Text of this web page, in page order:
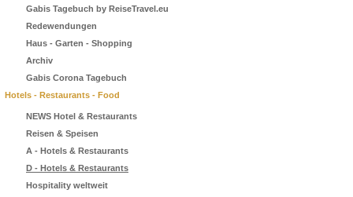
Gabis Tagebuch by ReiseTravel.eu
Redewendungen
Haus - Garten - Shopping
Archiv
Gabis Corona Tagebuch
Hotels - Restaurants - Food
NEWS Hotel & Restaurants
Reisen & Speisen
A - Hotels & Restaurants
D - Hotels & Restaurants
Hospitality weltweit